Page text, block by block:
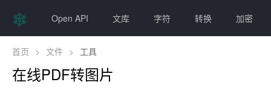
Open API 文库 字符 转换 加密
首页 > 文件 > 工具
在线PDF转图片